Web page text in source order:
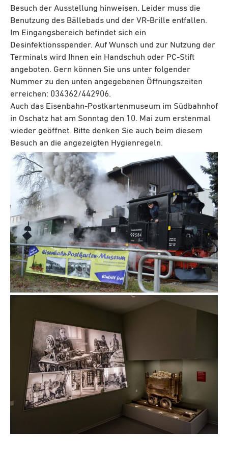
Besuch der Ausstellung hinweisen. Leider muss die
Benutzung des Bällebads und der VR-Brille entfallen.
Im Eingangsbereich befindet sich ein
Desinfektionsspender. Auf Wunsch und zur Nutzung der
Terminals wird Ihnen ein Handschuh oder PC-Stift
angeboten. Gern können Sie uns unter folgender
Nummer zu den unten angegebenen Öffnungszeiten
erreichen: 034362/442906.
Auch das Eisenbahn-Postkartenmuseum im Südbahnhof
in Oschatz hat am Sonntag den 10. Mai zum erstenmal
wieder geöffnet. Bitte denken Sie auch beim diesem
Besuch an die angezeigten Hygienregeln.